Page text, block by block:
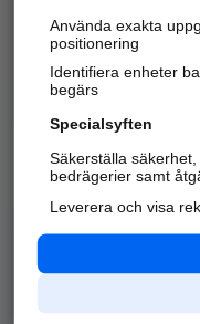
Alla kategorier
API & Kartor
Använda exakta
positionering
Identifiera enheter
begärs
Specialsyften
Säkerställa
bedrägerier samt
Leverera och visa